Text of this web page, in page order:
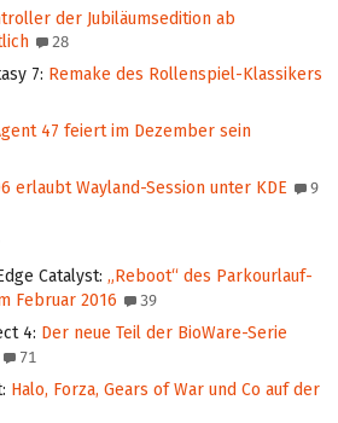
der Jubiläumsedition ab
28
7: Remake des Rollenspiel-Klassikers
47 feiert im Dezember sein
erlaubt Wayland-Session unter KDE 9
Catalyst: „Reboot“ des Parkourlauf-
Februar 2016
39
4: Der neue Teil der BioWare-Serie
71
: Halo, Forza, Gears of War und Co auf der